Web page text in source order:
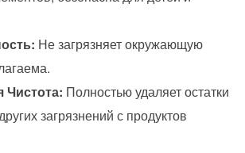
Не загрязняет окружающую
Чистота: Полностью удаляет остатки
загрязнений с продуктов